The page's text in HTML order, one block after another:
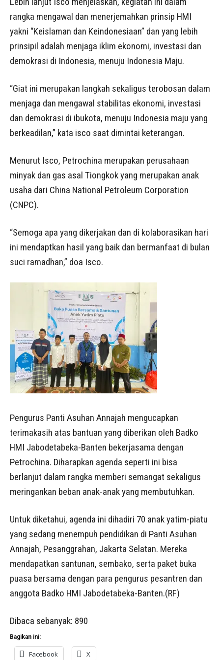
rangka mengawal dan menerjemahkan prinsip HMI
yakni “Keislaman dan Keindonesiaan” dan yang lebih
prinsipil adalah menjaga iklim ekonomi, investasi dan
demokrasi di Indonesia, menuju Indonesia Maju.
“Giat ini merupakan langkah sekaligus terobosan dalam
menjaga dan mengawal stabilitas ekonomi, investasi
dan demokrasi di ibukota, menuju Indonesia maju yang
berkeadilan,” kata isco saat dimintai keterangan.
Menurut Isco, Petrochina merupakan perusahaan
minyak dan gas asal Tiongkok yang merupakan anak
usaha dari China National Petroleum Corporation
(CNPC).
“Semoga apa yang dikerjakan dan di kolaborasikan hari
ini mendaptkan hasil yang baik dan bermanfaat di bulan
suci ramadhan,” doa Isco.
Pengurus Panti Asuhan Annajah mengucapkan
terimakasih atas bantuan yang diberikan oleh Badko
HMI Jabodetabeka-Banten bekerjasama dengan
Petrochina. Diharapkan agenda seperti ini bisa
berlanjut dalam rangka memberi semangat sekaligus
meringankan beban anak-anak yang membutuhkan.
Untuk diketahui, agenda ini dihadiri 70 anak yatim-piatu
yang sedang menempuh pendidikan di Panti Asuhan
Annajah, Pesanggrahan, Jakarta Selatan. Mereka
mendapatkan santunan, sembako, serta paket buka
puasa bersama dengan para pengurus pesantren dan
anggota Badko HMI Jabodetabeka-Banten.(RF)
Dibaca sebanyak: 890
Bagikan ini:
Facebook X